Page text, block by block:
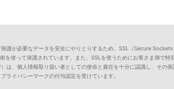
護が必要なデータを安全にやりとりするため、SSL（Secure
を使って保護されています。また、SSLを使うためにお客さま側で特
は、個人情報取り扱い者としての使命と責任を十分に認識し、その
ライバシーマークの付与認定を受けています。